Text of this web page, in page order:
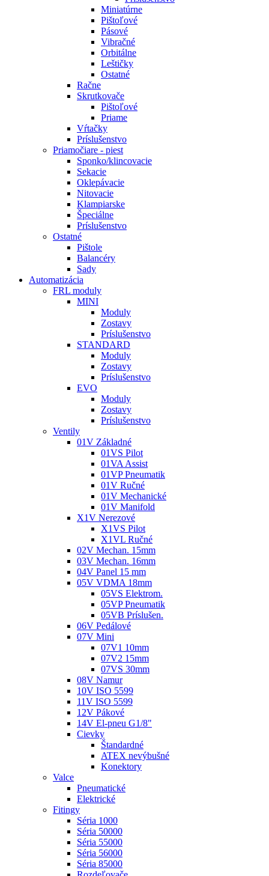
Miniatúrne
Pištoľové
Pásové
Vibračné
Orbitálne
Leštičky
Ostatné
Račne
Skrutkovače
Pištoľové
Priame
Vŕtačky
Príslušenstvo
Priamočiare - piest
Sponko/klincovacie
Sekacie
Oklepávacie
Nitovacie
Klampiarske
Špeciálne
Príslušenstvo
Ostatné
Pištole
Balancéry
Sady
Automatizácia
FRL moduly
MINI
Moduly
Zostavy
Príslušenstvo
STANDARD
Moduly
Zostavy
Príslušenstvo
EVO
Moduly
Zostavy
Príslušenstvo
Ventily
01V Základné
01VS Pilot
01VA Assist
01VP Pneumatik
01V Ručné
01V Mechanické
01V Manifold
X1V Nerezové
X1VS Pilot
X1VL Ručné
02V Mechan. 15mm
03V Mechan. 16mm
04V Panel 15 mm
05V VDMA 18mm
05VS Elektrom.
05VP Pneumatik
05VB Príslušen.
06V Pedálové
07V Mini
07V1 10mm
07V2 15mm
07VS 30mm
08V Namur
10V ISO 5599
11V ISO 5599
12V Pákové
14V El-pneu G1/8"
Cievky
Štandardné
ATEX nevýbušné
Konektory
Valce
Pneumatické
Elektrické
Fitingy
Séria 1000
Séria 50000
Séria 55000
Séria 56000
Séria 85000